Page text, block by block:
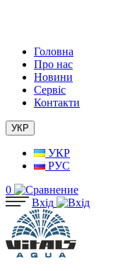
Головна
Про нас
Новини
Сервіс
Контакти
УКР
УКР
РУС
0
Вхід